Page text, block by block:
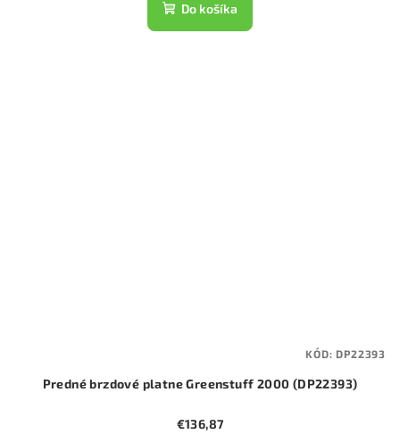
Do košíka
Predné brzdové platne Greenstuff 2000 (DP22393)
€136,87
KÓD:DP22393